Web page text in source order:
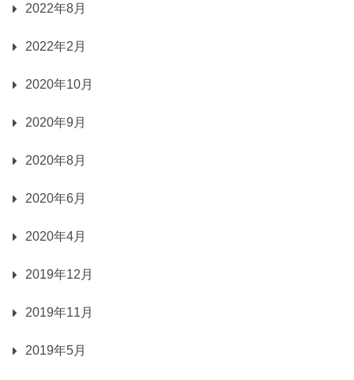
2022年8月
2022年2月
2020年10月
2020年9月
2020年8月
2020年6月
2020年4月
2019年12月
2019年11月
2019年5月